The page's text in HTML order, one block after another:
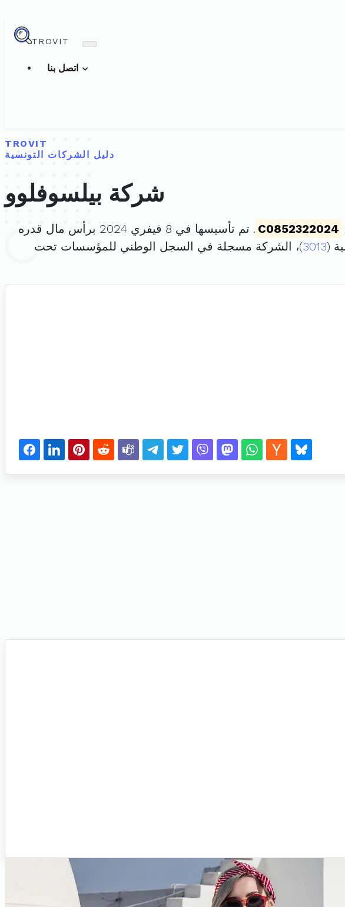
TROVIT
TROVIT
دليل الشركات التونسية
شركة بيلسوفلوو
C0852322024 . تم تأسيسها في 8 فيفري 2024 برأس مال قدره
3013)، الشركة مسجلة في السجل الوطني للمؤسسات تحت